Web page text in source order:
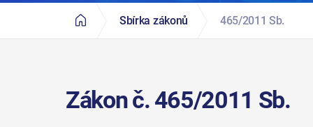
Sbírka zákonů 465/2011 Sb.
Zákon č. 465/2011 Sb.